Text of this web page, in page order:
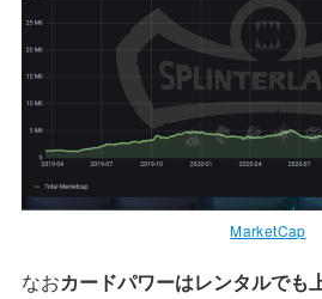
MarketCap
なおカードパワーはレンタルでも